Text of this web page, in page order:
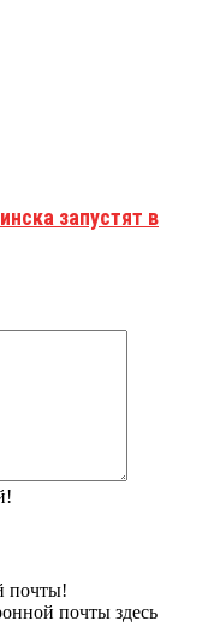
запустят в
почты!
почты здесь